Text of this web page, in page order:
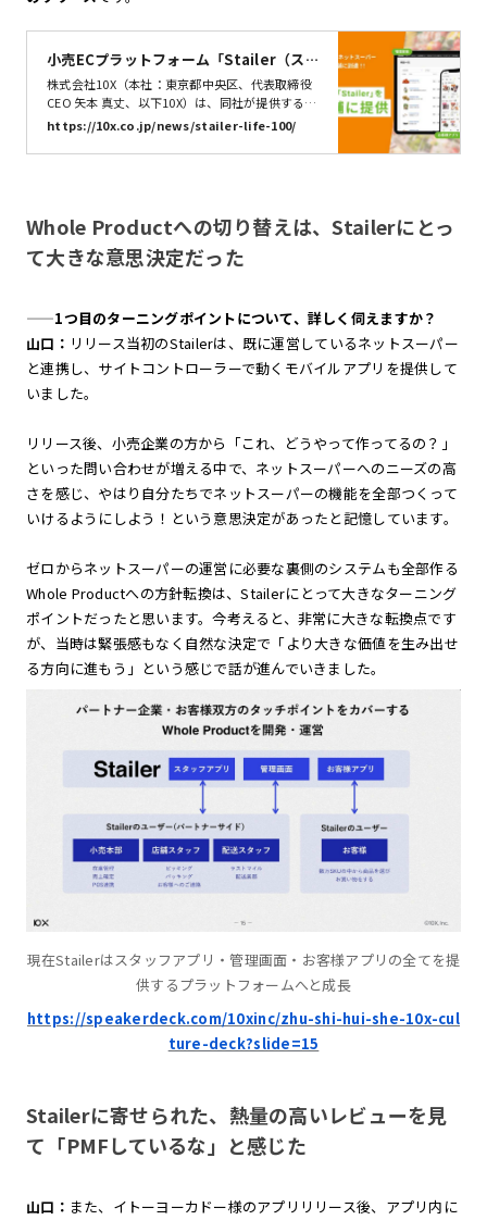
小売ECプラットフォーム「Stailer（ス
テイラー）」、100店舗に到達した「ラ
イフネットスーパー」全店に提供 | 株式会
社10X
株式会社10X（本社：東京都中央区、代表取締役
CEO 矢本 真丈、以下10X）は、同社が提供する小
売ECプラットフォーム「Stailer（ステイラ
ー）」が、首都圏と近畿圏で297店舗のスーパー
マーケットを展開する株式会社ライフコーポレー
ます。また、「ライフネットスーパー」は2023年
3月15日に東有馬店でサービスを開始し、100店
舗に到達しました。
https://10x.co.jp/news/stailer-life-100/
Whole Productへの切り替えは、Stailerにとっ
て大きな意思決定だった
——1つ目のターニングポイントについて、詳しく伺えますか？
山口： リリース当初のStailerは、既に運営しているネットスーパー
と連携し、サイトコントローラーで動くモバイルアプリを提供して
いました。
リリース後、小売企業の方から「これ、どうやって作ってるの？」
といった問い合わせが増える中で、ネットスーパーへのニーズの高
さを感じ、やはり自分たちでネットスーパーの機能を全部つくって
いけるようにしよう！という意思決定があったと記憶しています。
ゼロからネットスーパーの運営に必要な裏側のシステムも全部作る
Whole Productへの方針転換は、Stailerにとって大きなターニング
ポイントだったと思います。今考えると、非常に大きな転換点です
が、当時は緊張感もなく自然な決定で「より大きな価値を生み出せ
る方向に進もう」という感じで話が進んでいきました。
現在Stailerはスタッフアプリ・管理画面・お客様アプリの全てを提
供するプラットフォームへと成長
https://speakerdeck.com/10xinc/zhu-shi-hui-she-10x-cul
ture-deck?slide=15
Stailerに寄せられた、熱量の高いレビューを見
て「PMFしているな」と感じた
山口： また、イトーヨーカドー様のアプリリリース後、アプリ内に